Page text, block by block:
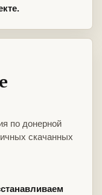
по донерной
скачанных